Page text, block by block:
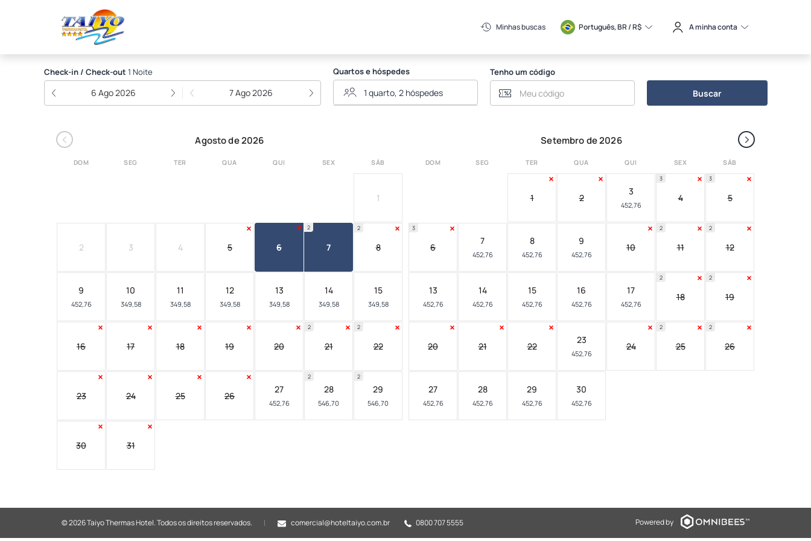
Taiyo Thermas Hotel Minhas buscas Português, BR / R$ A minha conta
Check-in / Check-out 1 Noite
6 Ago 2026 7 Ago 2026
Quartos e hóspedes Tenho um código
Buscar
‹ ›
Agosto de 2026
DOM SEG TER QUA QUI SEX SÁB
1
2 3 4 5 6 7
2
8
2
9
452,76
10
349,58
11
349,58
12
349,58
13
349,58
14
349,58
15
349,58
16 17 18 19 20 21
2
22
2
23 24 25 26
27
452,76
28
546,70
2
29
546,70
2
30 31
Setembro de 2026
DOM SEG TER QUA QUI SEX SÁB
1 2
3
452,76
4
3
5
3
6
3
7
452,76
8
452,76
9
452,76
10 11
2
12
2
13
452,76
14
452,76
15
452,76
16
452,76
17
452,76
18
2
19
2
20 21 22
23
452,76
24 25
2
26
2
27
452,76
28
452,76
29
452,76
30
452,76
comercial@hoteltaiyo.com.br 0800 707 5555
© 2026 Taiyo Thermas Hotel.Todos os direitos reservados. Powered by